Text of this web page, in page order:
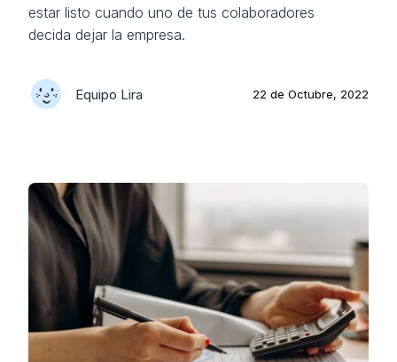
estar listo cuando uno de tus colaboradores
decida dejar la empresa.
Equipo Lira 22 de Octubre, 2022